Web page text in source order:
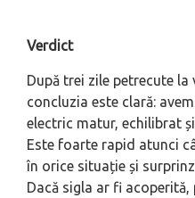
Verdict
După trei zile petrecute la
concluzia este clară:
electric matur, echilibrat
Este foarte rapid atunci
în orice situație și
Dacă sigla ar fi